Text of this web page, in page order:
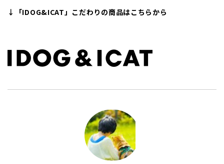
↓「IDOG&ICAT」こだわりの商品はこちらから